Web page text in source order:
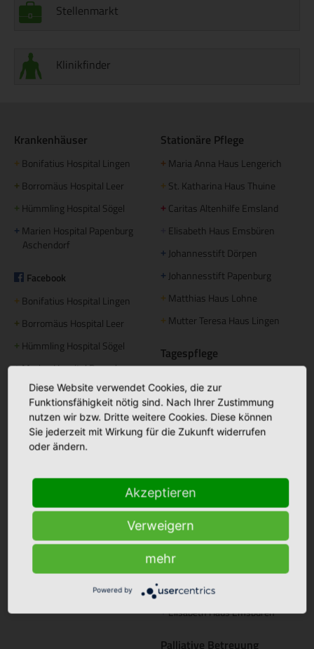
Stellenmarkt
Klinikfinder
Krankenhäuser
+ Bonifatius Hospital Lingen
+ Borromäus Hospital Leer
+ Hümmling Hospital Sögel
+ Marien Hospital Papenburg
Aschendorf
Facebook
+ Bonifatius Hospital Lingen
+ Borromäus Hospital Leer
+ Hümmling Hospital Sögel
+Marien Hospital Papenburg
Aschendorf
Instagram
St. Bonifatius
Hospitalgesellschaft
Stationäre Pflege
+ Maria Anna Haus Lengerich
+ St. Katharina Haus Thuine
+ Caritas Altenhilfe Emsland
Elisabeth Haus Emsbüren
+ Johannesstift Dörpen
+ Johannesstift Papenburg
+ Matthias Haus Lohne
+ Mutter Teresa Haus Lingen
Tagespflege
+Caritas Altenhilfe Emsland
+Caritas Sozialstation Lingen
+Ambulante Pflege Sögel
Betreutes Wohnen
+Domizil am Mühlentor Lingen
+Elisabeth Haus Emsbüren
Palliative Betreuung
Diese Website verwendet Cookies, die zur
Funktionsfähigkeit nötig sind. Nach Ihrer Zustimmung
nutzen wir bzw. Dritte weitere Cookies. Diese können
Sie jederzeit mit Wirkung für die Zukunft widerrufen
oder ändern.
Akzeptieren
Verweigern
mehr
Powered by